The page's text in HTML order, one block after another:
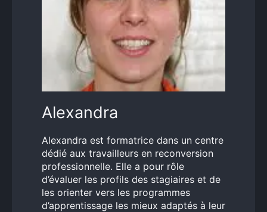
Alexandra
Alexandra est formatrice dans un centre
dédié aux travailleurs en reconversion
professionnelle. Elle a pour rôle
d’évaluer les profils des stagiaires et de
les orienter vers les programmes
d’apprentissage les mieux adaptés à leur